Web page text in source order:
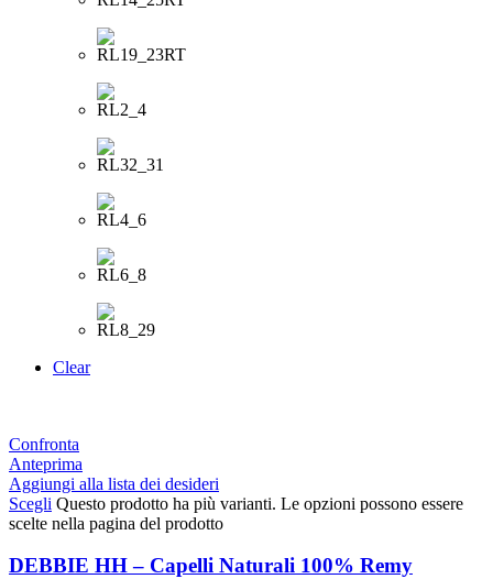
Clear
Confronta
Anteprima
Aggiungi alla lista dei desideri
Scegli Questo prodotto ha più varianti. Le opzioni possono essere
scelte nella pagina del prodotto
DEBBIE HH – Capelli Naturali 100% Remy